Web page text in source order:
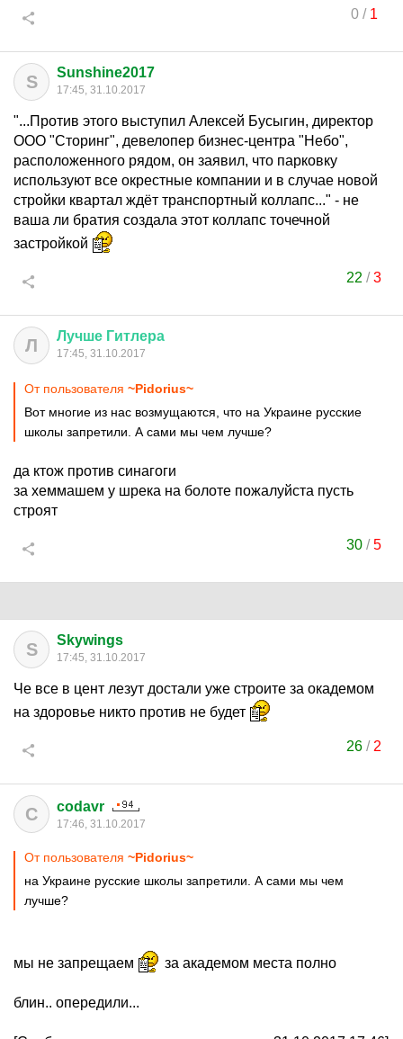
0/ 1
S Sunshine2017
17:45, 31.10.2017
"...Против этого выступил Алексей Бусыгин, директор
ООО "Сторинг", девелопер бизнес-центра "Небо",
расположенного рядом, он заявил, что парковку
используют все окрестные компании и в случае новой
стройки квартал ждёт транспортный коллапс..." - не
ваша ли братия создала этот коллапс точечной
застройкой
22 /3
Л Лучше Гитлера
17:45, 31.10.2017
От пользователя ~Pidorius~
Вот многие из нас возмущаются, что на Украине русские
школы запретили. А сами мы чем лучше?
да ктож против синагоги
за хеммашем у шрека на болоте пожалуйста пусть
строят
30 /5
S Skywings
17:45, 31.10.2017
Че все в цент лезут достали уже строите за окадемом
на здоровье никто против не будет
26 / 2
C codavr
17:46, 31.10.2017
От пользователя ~Pidorius~
на Украине русские школы запретили. А сами мы чем
лучше?
мы не запрещаем за академом места полно
блин.. опередили...